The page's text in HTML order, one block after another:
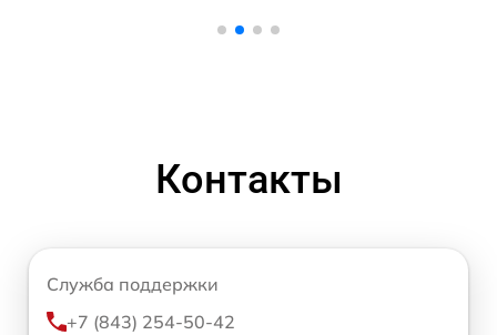
Контакты
Служба поддержки
+7 (843) 254-50-42